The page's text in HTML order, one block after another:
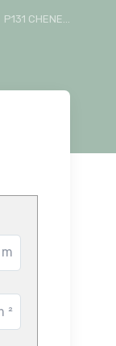
P131 CHENE...
m
²